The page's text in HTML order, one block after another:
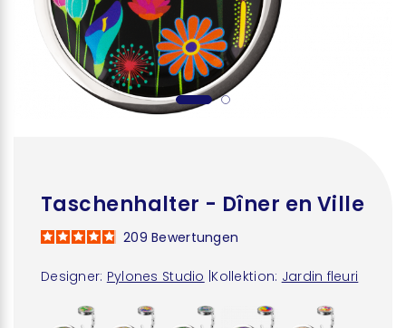
Taschenhalter - Dîner en Ville
Designer: Pylones Studio Kollektion: Jardin fleuri
209Bewertungen